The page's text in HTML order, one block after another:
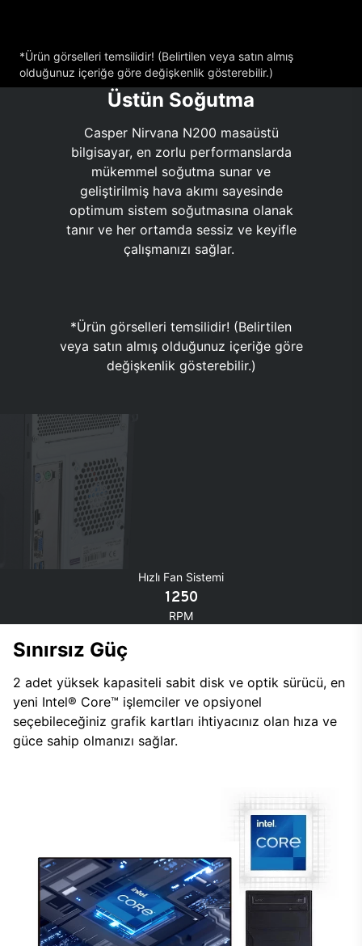
*Ürün görselleri temsilidir! (Belirtilen veya satın almış
olduğunuz içeriğe göre değişkenlik gösterebilir.)
Üstün Soğutma
Casper Nirvana N200 masaüstü
bilgisayar, en zorlu performanslarda
mükemmel soğutma sunar ve
geliştirilmiş hava akımı sayesinde
optimum sistem soğutmasına olanak
tanır ve her ortamda sessiz ve keyifle
çalışmanızı sağlar.
*Ürün görselleri temsilidir! (Belirtilen
veya satın almış olduğunuz içeriğe göre
değişkenlik gösterebilir.)
Hızlı Fan Sistemi
1250
RPM
Sınırsız Güç
2 adet yüksek kapasiteli sabit disk ve optik sürücü, en
yeni Intel® Core™ işlemciler ve opsiyonel
seçebileceğiniz grafik kartları ihtiyacınız olan hıza ve
güce sahip olmanızı sağlar.